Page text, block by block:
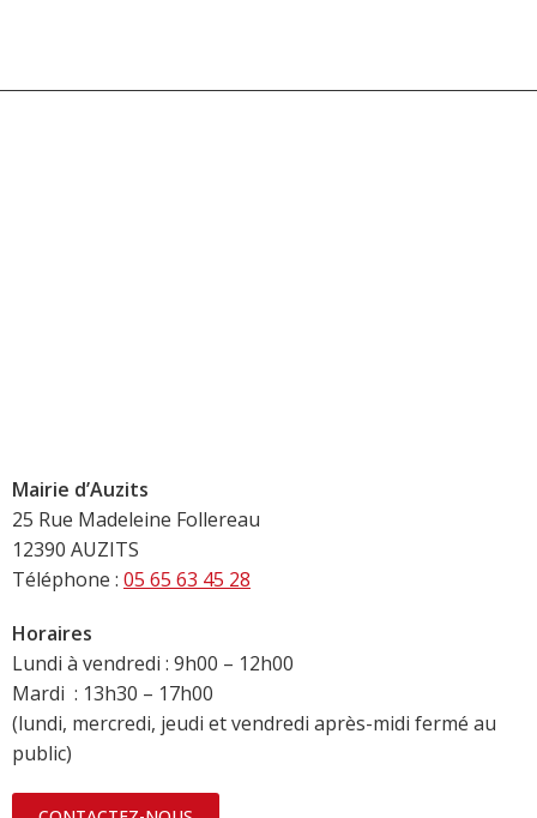
Mairie d’Auzits
25 Rue Madeleine Follereau
12390 AUZITS
Téléphone : 05 65 63 45 28
Horaires
Lundi à vendredi : 9h00 – 12h00
Mardi : 13h30 – 17h00
(lundi, mercredi, jeudi et vendredi après-midi fermé au
public)